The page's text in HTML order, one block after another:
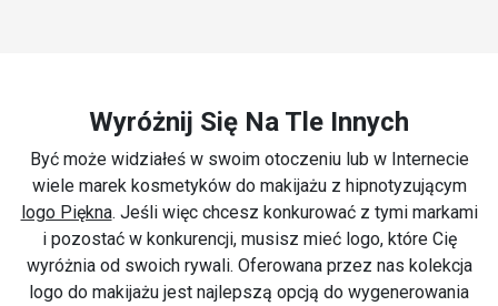
Wyróżnij Się Na Tle Innych
Być może widziałeś w swoim otoczeniu lub w Internecie
wiele marek kosmetyków do makijażu z hipnotyzującym
logo Piękna. Jeśli więc chcesz konkurować z tymi markami
i pozostać w konkurencji, musisz mieć logo, które Cię
wyróżnia od swoich rywali. Oferowana przez nas kolekcja
logo do makijażu jest najlepszą opcją do wygenerowania